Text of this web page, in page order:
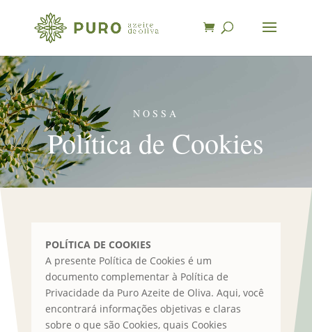
NOSSA
Política de Cookies
POLÍTICA DE COOKIES
A presente Política de Cookies é um
documento complementar à Política de
Privacidade da Puro Azeite de Oliva. Aqui, você
encontrará informações objetivas e claras
sobre o que são Cookies, quais Cookies